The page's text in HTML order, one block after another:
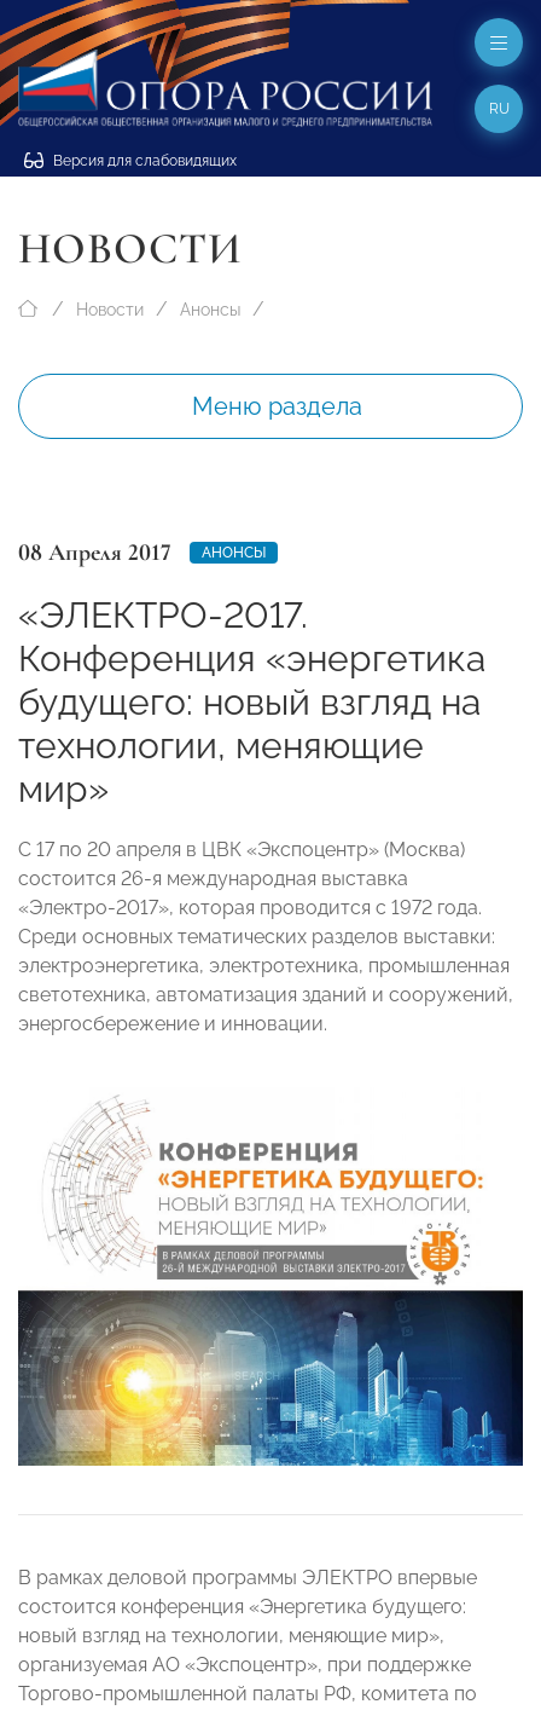
Версия для слабовидящих
RU
НОВОСТИ
Новости Анонсы
Меню раздела
08 Апреля 2017 АНОНСЫ
«ЭЛЕКТРО-2017.
Конференция «энергетика
будущего: новый взгляд на
технологии, меняющие
мир»
C 17 по 20 апреля в ЦВК «Экспоцентр» (Москва)
состоится 26-я международная выставка
«Электро-2017», которая проводится с 1972 года.
Среди основных тематических разделов выставки:
электроэнергетика, электротехника, промышленная
светотехника, автоматизация зданий и сооружений,
энергосбережение и инновации.
В рамках деловой программы ЭЛЕКТРО впервые
состоится конференция «Энергетика будущего:
новый взгляд на технологии, меняющие мир»,
организуемая АО «Экспоцентр», при поддержке
Торгово-промышленной палаты РФ, комитета по